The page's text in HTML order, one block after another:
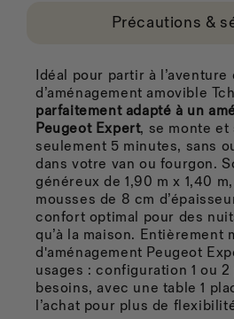
Précautions &
Idéal pour partir à
d’aménagement amovible
parfaitement adapté à un
Peugeot Expert, se monte et
seulement 5 minutes, sans
dans votre van ou fourgon.
généreux de 1,90 m x 1,40
mousses de 8 cm
confort optimal pour des
qu’à la maison. Entièrement
d'aménagement Peugeot
usages : configuration 1 ou
besoins, avec une table 1
l’achat pour plus de